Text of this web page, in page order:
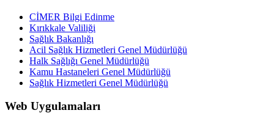
CİMER Bilgi Edinme
Kırıkkale Valiliği
Sağlık Bakanlığı
Acil Sağlık Hizmetleri Genel Müdürlüğü
Halk Sağlığı Genel Müdürlüğü
Kamu Hastaneleri Genel Müdürlüğü
Sağlık Hizmetleri Genel Müdürlüğü
Web Uygulamaları